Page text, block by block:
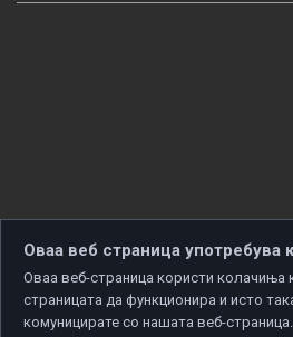
Оваа веб страница употребува
Оваа веб-страница користи колачиња
страницата да функционира и исто
комуницирате со нашата веб-